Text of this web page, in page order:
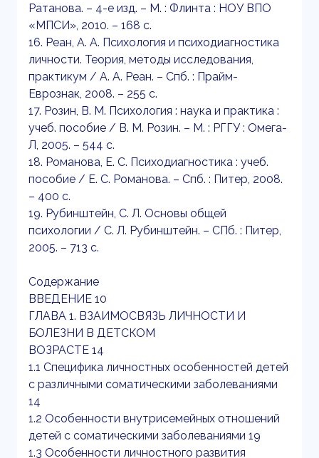
Ратанова. – 4-е изд. – М. : Флинта : НОУ ВПО
«МПСИ», 2010. – 168 с.
16. Реан, А. А. Психология и психодиагностика
личности. Теория, методы исследования,
практикум / А. А. Реан. – Спб. : Прайм-
Еврознак, 2008. – 255 с.
17. Розин, В. М. Психология : наука и практика :
учеб. пособие / В. М. Розин. – М. : РГГУ : Омега-
Л, 2005. – 544 с.
18. Романова, Е. С. Психодиагностика : учеб.
пособие / Е. С. Романова. – Спб. : Питер, 2008.
– 400 с.
19. Рубинштейн, С. Л. Основы общей
психологии / С. Л. Рубинштейн. – СПб. : Питер,
2005. – 713 с.
Содержание
ВВЕДЕНИЕ 10
ГЛАВА 1. ВЗАИМОСВЯЗЬ ЛИЧНОСТИ И
БОЛЕЗНИ В ДЕТСКОМ
ВОЗРАСТЕ 14
1.1 Специфика личностных особенностей детей
с различными соматическими заболеваниями
14
1.2 Особенности внутрисемейных отношений
детей с соматическими заболеваниями 19
1.3 Особенности личностного развития